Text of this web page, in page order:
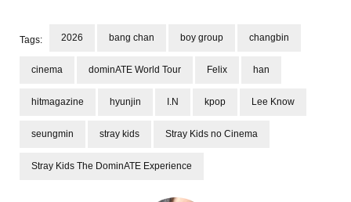
Tags: 2026 bang chan boy group changbin
cinema dominATE World Tour Felix han
hitmagazine hyunjin I.N kpop Lee Know
seungmin stray kids Stray Kids no Cinema
Stray Kids The DominATE Experience